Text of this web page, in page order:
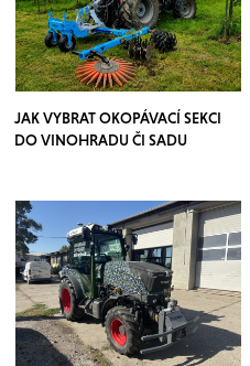
JAK VYBRAT OKOPÁVACÍ SEKCI
DO VINOHRADU ČI SADU